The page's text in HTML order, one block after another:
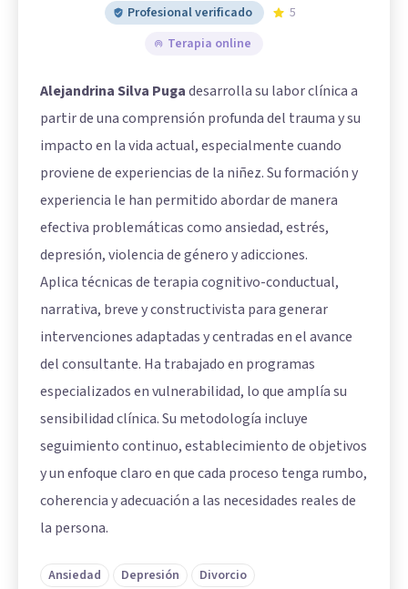
Profesional verificado
5
Terapia online
Alejandrina Silva Pugadesarrolla su labor clínica a
partir de una comprensión profunda del trauma y su
impacto en la vida actual, especialmente cuando
proviene de experiencias de la niñez. Su formación y
experiencia le han permitido abordar de manera
efectiva problemáticas como ansiedad, estrés,
depresión, violencia de género y adicciones.
Aplica técnicas de terapia cognitivo-conductual,
narrativa, breve y constructivista para generar
intervenciones adaptadas y centradas en el avance
del consultante. Ha trabajado en programas
especializados en vulnerabilidad, lo que amplía su
sensibilidad clínica. Su metodología incluye
seguimiento continuo, establecimiento de objetivos
y un enfoque claro en que cada proceso tenga rumbo,
coherencia y adecuación a las necesidades reales de
la persona.
Ansiedad Depresión
Divorcio